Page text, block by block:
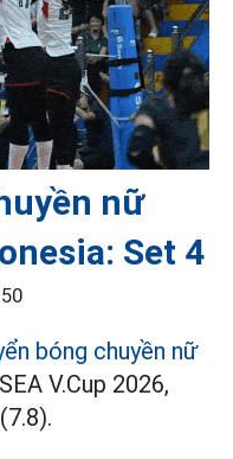
nữ
Set 4
bóng chuyền nữ
V.Cup 2026,